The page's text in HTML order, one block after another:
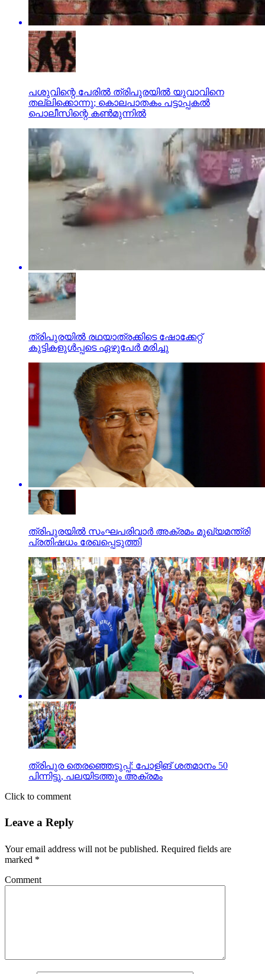
പശുവിന്റെ പേരില്‍ ത്രിപുരയില്‍ യുവാവിനെ
തല്ലിക്കൊന്നു; കൊലപാതകം പട്ടാപ്പകല്‍
പൊലീസിന്റെ കണ്‍മുന്നില്‍
ത്രിപുരയില്‍ രഥയാത്രക്കിടെ ഷോക്കേറ്റ്
കുട്ടികളുള്‍പ്പടെ ഏഴുപേര്‍ മരിച്ചു
ത്രിപുരയിൽ സംഘപരിവാർ അക്രമം മുഖ്യമന്ത്രി
പ്രതിഷധം രേഖപ്പെടുത്തി
ത്രിപുര തെരഞ്ഞെടുപ്പ്: പോളിങ് ശതമാനം 50
പിന്നിട്ടു, പലയിടത്തും അക്രമം
Click to comment
Leave a Reply
Your email address will not be published. Required fields are
marked *
Comment